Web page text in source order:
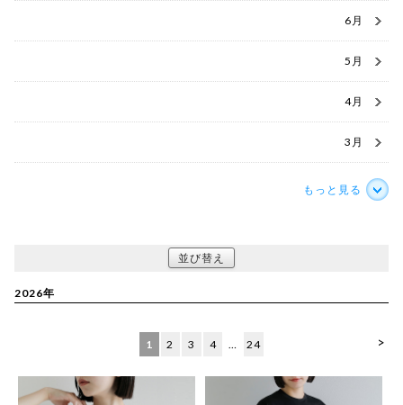
6月
5月
4月
3月
もっと見る
並び替え
2026年
>
1 2 3 4 … 24